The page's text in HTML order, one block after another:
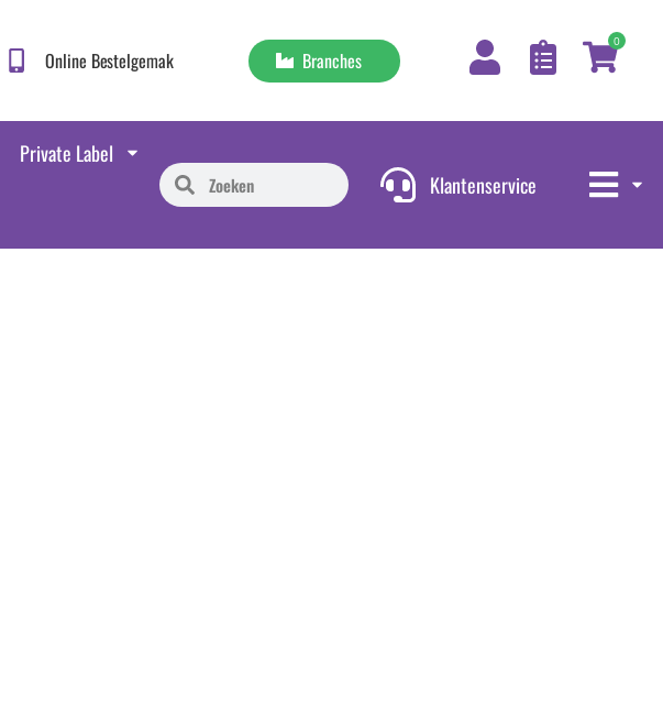
Online Bestelgemak Branches
0
Private Label
Klantenservice